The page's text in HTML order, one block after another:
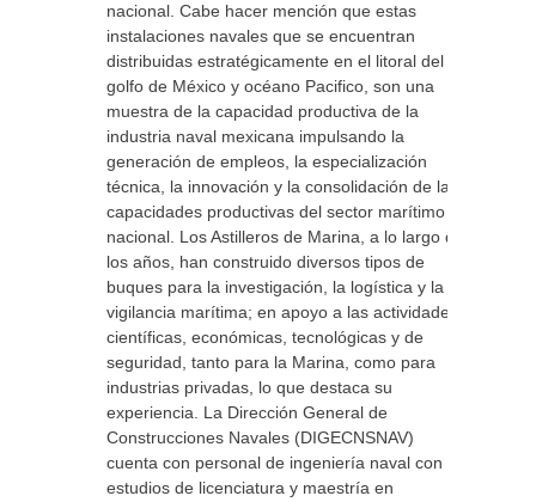
nacional. Cabe hacer mención que estas
instalaciones navales que se encuentran
distribuidas estratégicamente en el litoral del
golfo de México y océano Pacifico, son una
muestra de la capacidad productiva de la
industria naval mexicana impulsando la
generación de empleos, la especialización
técnica, la innovación y la consolidación de las
capacidades productivas del sector marítimo
nacional. Los Astilleros de Marina, a lo largo de
los años, han construido diversos tipos de
buques para la investigación, la logística y la
vigilancia marítima; en apoyo a las actividades
científicas, económicas, tecnológicas y de
seguridad, tanto para la Marina, como para
industrias privadas, lo que destaca su
experiencia. La Dirección General de
Construcciones Navales (DIGECNSNAV)
cuenta con personal de ingeniería naval con
estudios de licenciatura y maestría en